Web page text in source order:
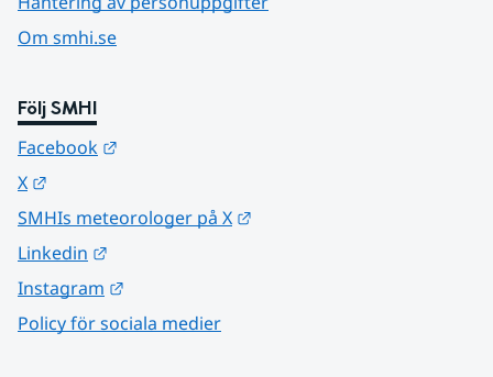
Om smhi.se
Följ SMHI
Facebook
X
SMHIs meteorologer på X
Linkedin
Instagram
Policy för sociala medier